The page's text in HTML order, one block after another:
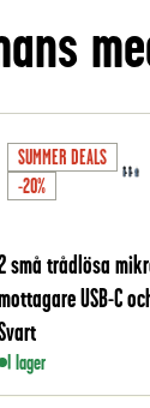
SUMMER DEALS
-20%
små trådlösa
USB-C
I lager